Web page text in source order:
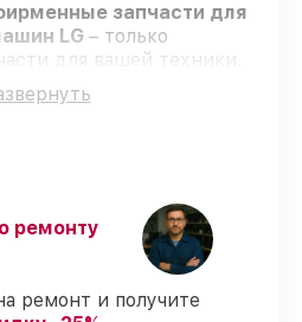
запчасти для
LG – только
для вашей техники.
инженеры
обучение, что
– на все ремонт
стиральных машин LG
гарантия до 3-х лет.
ремонту
ремонт и получите